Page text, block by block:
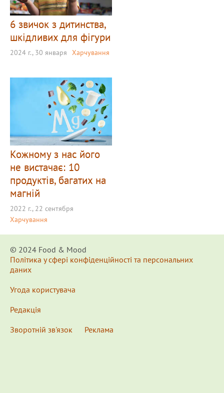
6 звичок з дитинства,
шкідливих для фігури
2024 г., 30 января Харчування
Кожному з нас його
не вистачає: 10
продуктів, багатих на
магній
2022 г., 22 сентября
Харчування
© 2024 Food & Мood
Політика у сфері конфіденційності та персональних
даних
Угода користувача
Редакція
Зворотній зв'язок
Реклама